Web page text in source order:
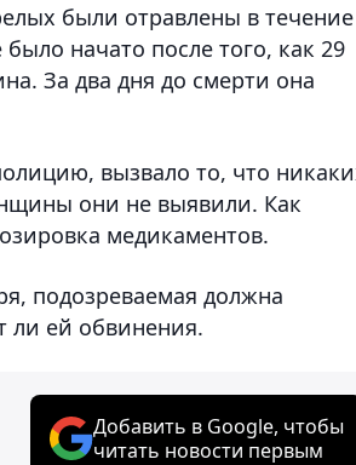
были отравлены в течение
начато после того, как 29
За два дня до смерти она
вызвало то, что
они не выявили. Как
медикаментов.
подозреваемая должна
ли ей обвинения.
Добавить в Google, чтобы
читать новости первым